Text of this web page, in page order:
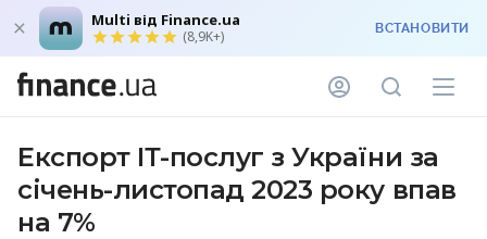
Multi від Finance.ua
(8,9K+) ВСТАНОВИТИ
Експорт ІТ-послуг з України за
січень-листопад 2023 року впав
на 7%